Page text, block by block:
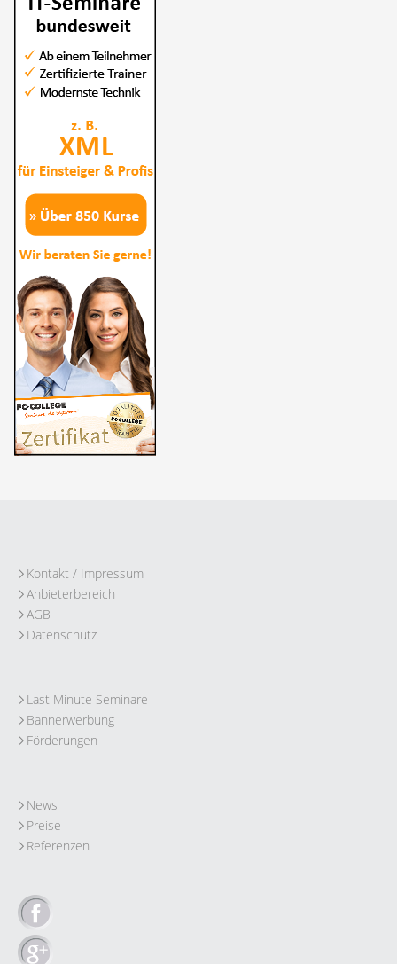
Kontakt / Impressum
Anbieterbereich
AGB
Datenschutz
Last Minute Seminare
Bannerwerbung
Förderungen
News
Preise
Referenzen